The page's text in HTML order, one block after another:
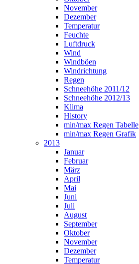
November
Dezember
Temperatur
Feuchte
Luftdruck
Wind
Windböen
Windrichtung
Regen
Schneehöhe 2011/12
Schneehöhe 2012/13
Klima
History
min/max Regen Tabelle
min/max Regen Grafik
2013
Januar
Februar
März
April
Mai
Juni
Juli
August
September
Oktober
November
Dezember
Temperatur